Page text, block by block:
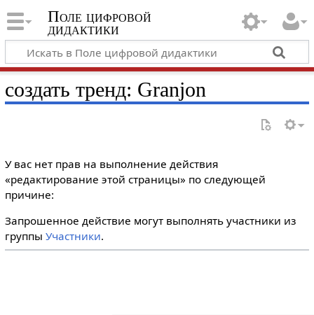
Поле цифровой
дидактики
создать тренд: Granjon
У вас нет прав на выполнение действия
«редактирование этой страницы» по следующей
причине:
Запрошенное действие могут выполнять участники из
группы Участники.